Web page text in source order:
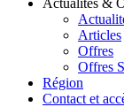
Actualités &
Articles
Offres
Offres
Région
Contact et